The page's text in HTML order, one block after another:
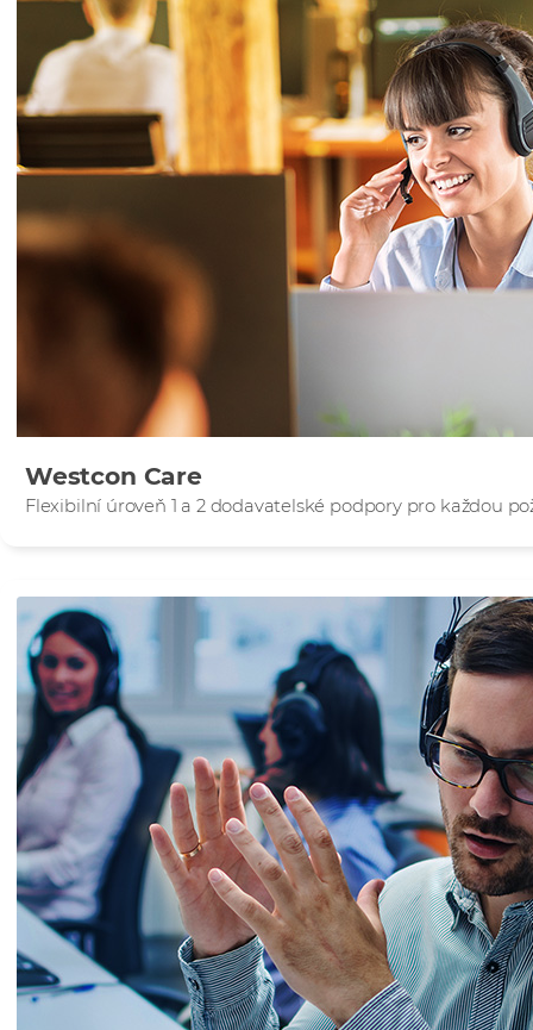
Westcon Care
Flexibilní úroveň 1 a 2 dodavatelské podpory pro každou